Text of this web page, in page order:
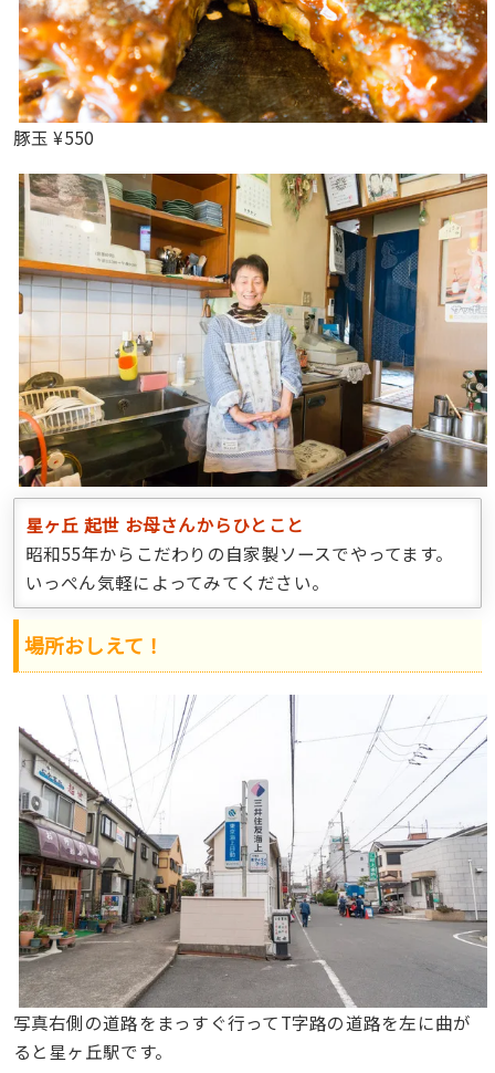
豚玉 ¥550
星ヶ丘 起世 お母さんからひとこと
昭和55年からこだわりの自家製ソースでやってます。
いっぺん気軽によってみてください。
場所おしえて！
写真右側の道路をまっすぐ行ってT字路の道路を左に曲が
ると星ヶ丘駅です。